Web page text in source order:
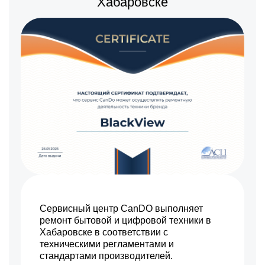
Замена разъема питания Заказать
Ремонт камеры
550 р
550 р
Сервисный центр CanDO выполняет
ремонт бытовой и цифровой техники в
Хабаровске в соответствии с
техническими регламентами и
стандартами производителей.